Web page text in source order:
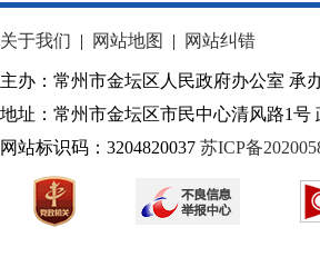
关于我们 | 网站地图 | 网站纠错
主办：常州市金坛区人民政府办公室 承
地址：常州市金坛区市民中心清风路1号
网站标识码：3204820037 苏ICP备